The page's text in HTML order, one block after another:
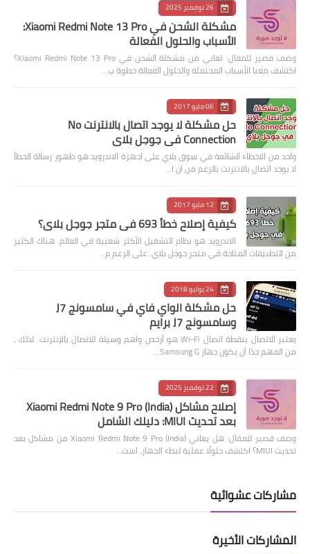
26 نوفمبر 2025
مشكلة الشحن في Xiaomi Redmi Note 13 Pro:
الأسباب والحلول الفعالة
وصف قصير للمقال: تعاني من مشكلة الشحن في Xiaomi Redmi Note 13 Pro؟
اكتشف معنا الأسباب المحتملة والحلول الفعالة خطوة ب…
06 مايو 2017
حل مشكلة لا يوجد اتصال بالانترنت No
Connection في جوجل بلاي
واحد من الاخطاء الشائعة في سوق بلاي على اجهزة الاندرويد هو ظهور رسالة الخطأ
لا يوجد اتصال بالانترنت بالرغم من ان ا…
12 مايو 2017
كيفية إصلاح خطأ 693 في متجر جوجل بلاي؟
الاندرويد هو نظام التشغيل الأكثر شعبية في العالم. هناك الكثير
من التطبيقات المتاحة في متجر جوجل بلاي. على الرغم م…
24 يوليو 2018
حل مشكلة الواي فاي في سامسونج J7
وسامسونج J7 برايم
يعتبر الاتصال بنقطة اتصال Wi-Fi هو أرخص واهم وسيلة للاتصال بالإنترنت. لذلك ،
من المهم جدًا أن يكون جهاز Samsung G…
22 نوفمبر 2025
إصلاح مشاكل Xiaomi Redmi Note 9 Pro (India)
بعد تحديث MIUI: دليلك الشامل
وصف قصير للمقال: هل يعاني Xiaomi Redmi Note 9 Pro (India) من مشاكل بعد
تحديث MIUI؟ اكتشف حلولًا عملية لبطء الجهاز، است…
مشاركات عشوائية
المشاركات الأخيرة